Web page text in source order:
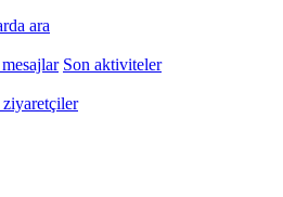
ara
Son aktiviteler